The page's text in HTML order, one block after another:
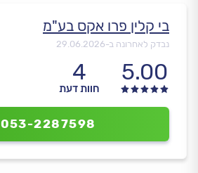
בי קלין פרו אקס בע"מ
נבדק לאחרונה ב-29.06.2026
5.00
4
חוות דעת
053-2287598